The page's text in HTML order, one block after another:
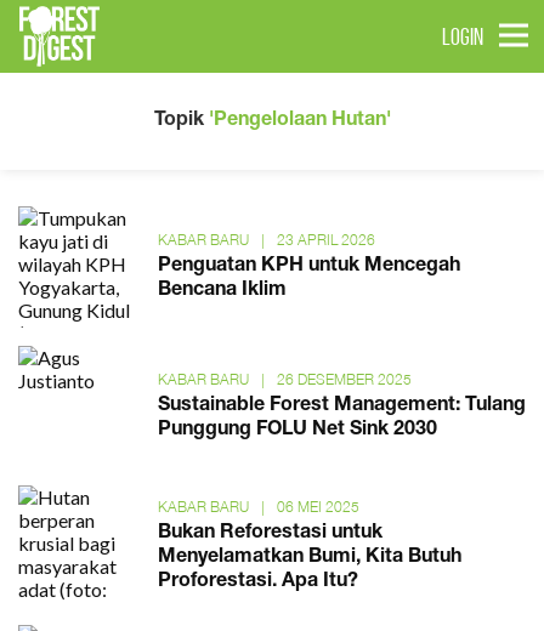
LOGIN
Topik 'Pengelolaan Hutan'
KABAR BARU | 23 APRIL 2026
Penguatan KPH untuk Mencegah
Bencana Iklim
KABAR BARU | 26 DESEMBER 2025
Sustainable Forest Management: Tulang
Punggung FOLU Net Sink 2030
KABAR BARU | 06 MEI 2025
Bukan Reforestasi untuk
Menyelamatkan Bumi, Kita Butuh
Proforestasi. Apa Itu?